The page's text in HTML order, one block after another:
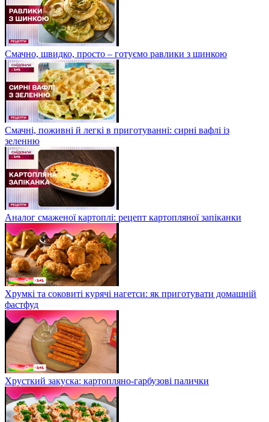
Смачно, швидко, просто – готуємо равлики з шинкою
Смачні, поживні й легкі в приготуванні: сирні вафлі із
зеленню
Аналог смаженої картоплі: рецепт картопляної запіканки
Хрумкі та соковиті курячі нагетси: як приготувати домашній
фастфуд
Хрусткий закуска: картопляно-гарбузові палички